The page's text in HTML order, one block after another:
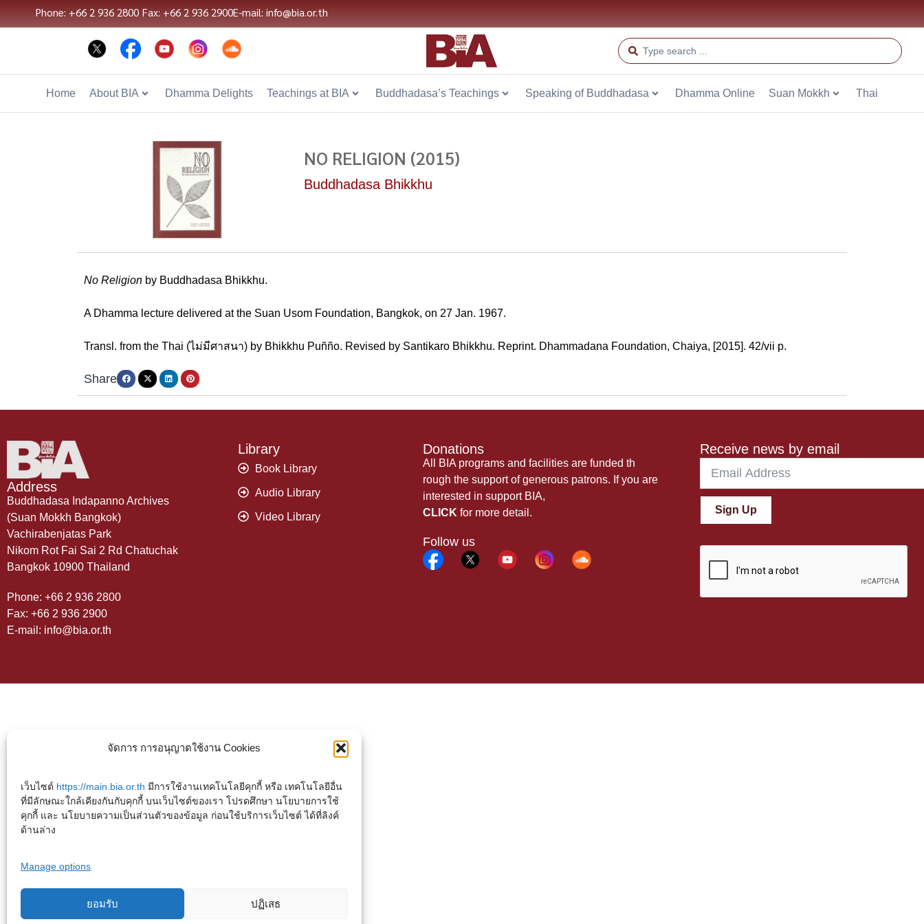
จัดการ การอนุญาตใช้งาน Cookies
เว็บไซต์ https://main.bia.or.th มีการใช้งานเทคโนโลยีคุกกี้ หรือ เทคโนโลยีอื่น
ที่มีลักษณะใกล้เคียงกันกับคุกกี้ บนเว็บไซต์ของเรา โปรดศึกษา นโยบายการใช้
คุกกี้ และ นโยบายความเป็นส่วนตัวของข้อมูล ก่อนใช้บริการเว็บไซต์ ได้ที่ลิงค์
ด้านล่าง
Manage options
ยอมรับ ปฏิเสธ
Phone: +66 2 936 2800 Fax: +66 2 936 2900E-mail: info@bia.or.th
Home About BIA Dhamma Delights Teachings at BIA Buddhadasa’s Teachings Speaking of Buddhadasa Dhamma Online Suan Mokkh Thai
NO RELIGION (2015)
Buddhadasa Bhikkhu
No Religion by Buddhadasa Bhikkhu.
A Dhamma lecture delivered at the Suan Usom Foundation, Bangkok, on 27 Jan. 1967.
Transl. from the Thai (ไม่มีศาสนา) by Bhikkhu Puñño. Revised by Santikaro Bhikkhu. Reprint. Dhammadana Foundation, Chaiya, [2015]. 42/vii p.
Share
Address
Buddhadasa Indapanno Archives
(Suan Mokkh Bangkok)
Vachirabenjatas Park
Nikom Rot Fai Sai 2 Rd Chatuchak
Bangkok 10900 Thailand
Phone: +66 2 936 2800
Fax: +66 2 936 2900
E-mail: info@bia.or.th
Library
Book Library
Audio Library
Video Library
Donations
All BIA programs and facilities are funded th
rough the support of generous patrons. If you are
interested in support BIA,
CLICK for more detail.
Follow us
Receive news by email
Sign Up